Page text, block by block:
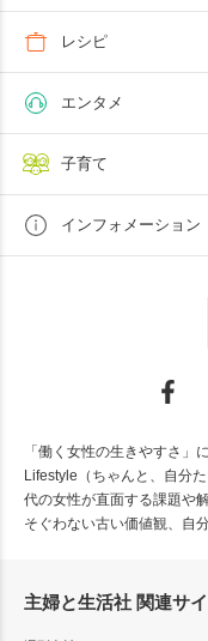
レシピ
エンタメ
子育て
インフォメーション
「働く女性の生きやすさ」
Lifestyle（ちゃんと、自分
代の女性が直面する課題や
そぐわない古い価値観、自
主婦と生活社 関連サ